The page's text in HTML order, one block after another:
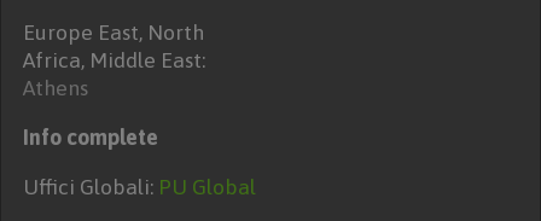
Europe East, North
Africa, Middle East:
Athens
Info complete
Uffici Globali: PU Global